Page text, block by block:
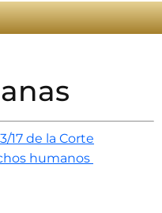
17 de la Corte
humanos